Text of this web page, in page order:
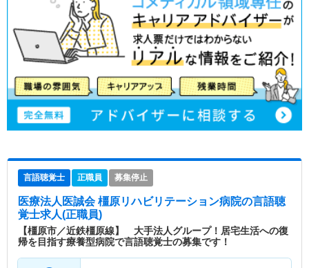
言語聴覚士 正職員 募集停止
医療法人医誠会 橿原リハビリテーション病院の言語聴
覚士求人(正職員)
【橿原市／近鉄橿原線】 大手法人グループ！居宅生活への復
帰を目指す療養型病院で言語聴覚士の募集です！